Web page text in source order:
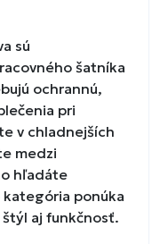
sú
šatníka
ochrannú,
pri
v chladnejších
medzi
hľadáte
ponúka
aj funkčnosť.